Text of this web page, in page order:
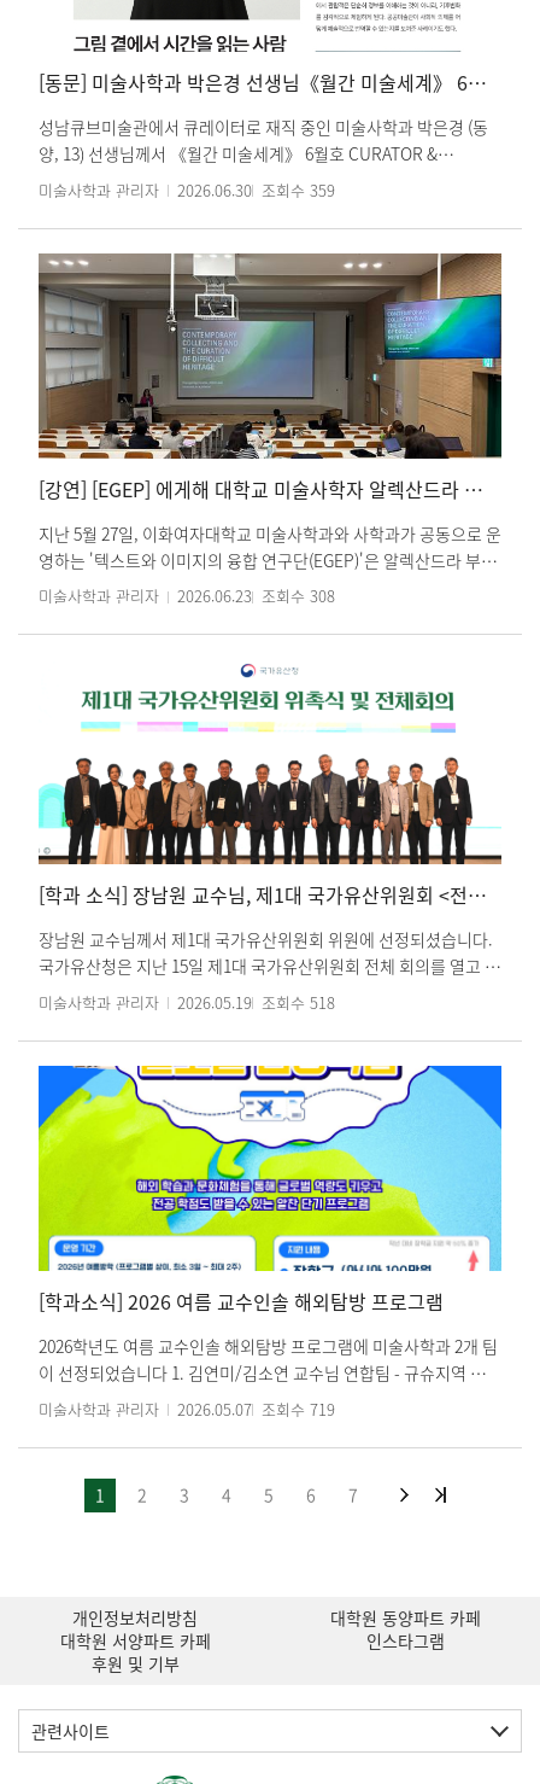
사, 공동체의 문제를 어떻게 다루고 있는지 살펴보았습니다. 참가자
해 ‘해방 이후 한국 사회의 역사와 공동체, 연대의 가치를 설치 작업
으로 풀어내며 동시대 미술이 사회적 담론을 형성하고 확장하는 방
식을 깊이 생각해 볼 수 있는 계기가 되었다’고 평가했습니다. 이번
해외 탐방을 통해 학생들은 미술사에 대한 이해를 높이는 것은 물론,
시대와 장르를 아우르는 다양한 예술 작품을 직접 경험하며 연구의
시야를 넓히는 소중한 기회를 가졌습니다. 또한 참가 학생들은 현장
중심의 학습을 통해 작품과 공간, 역사적 맥락을 유기적으로 이해하
고, 앞으로의 연구와 학업에 필요한 안목과 문제의식을 한층 더 발전
시킬 수 있었습니다.
[동문] 미술사학과 박은경 선생님《월간 미술세계》 6월호 CURATOR & CURATION 코너에 <"그림 곁에서 시간을 읽는 사람"-성남큐브미술관 박은경 큐레이터> 로 소개
성남큐브미술관에서 큐레이터로 재직 중인 미술사학과 박은경 (동
양, 13) 선생님께서 《월간 미술세계》 6월호 CURATOR &
CURATION 코너에 로 소개되었습니다. * 온라인 링크 : 그림 곁에서
시간을 읽는 사람성남큐브미술관 박은경 큐레이터 Insight - 월간미
술세계
미술사학과 관리자 2026.06.30 조회수 359
[강연] [EGEP] 에게해 대학교 미술사학자 알렉산드라 부니아(Alexandra Bounia) 교수 특강: 박물관 컬렉팅, 그리고 불편한 유산
지난 5월 27일, 이화여자대학교 미술사학과와 사학과가 공동으로 운
영하는 '텍스트와 이미지의 융합 연구단(EGEP)'은 알렉산드라 부니
아 에게해대학교 박물관학 교수를 초청해 특강을 진행했습니다. 알
박물관이 동시대의 기억과 경험을 어떻게 수집하고 재현해야 하는
라, 사회적 기억을 기록하고 구성하는 장소인 점을 강조했습니다. 특
히 지금 현재는 가치가 모호하더라도 '미래에 다르게 해석될 여지가
사자, 큐레이터, 연구원에게 '포용적' 재현을 위한 돌봄과 책임의 자
세를 숙고하는 시간을 마련했습니다. 앞으로도 EGEP 사업에 많은
관심과 참여 바랍니다. 감사합니다.
미술사학과 관리자 2026.06.23 조회수 308
[학과 소식] 장남원 교수님, 제1대 국가유산위원회 <전통기술, 지식분과>위원에 선정
장남원 교수님께서 제1대 국가유산위원회 위원에 선정되셨습니다.
국가유산청은 지난 15일 제1대 국가유산위원회 전체 회의를 열고 위
원 134명과 전문위원 239명을 위촉했습니다. 국가유산위원회는 비
국가지정유산의 지정·해제, 현상변경, 역사문화환경 보호, 매장유
산 발굴 및 보호, 세계유산 등재 등 국가유산 관련 안건을 다룹니다.
※ 12개 분과위원회 구성 : 건축문화유산분과, 동산문화유산분과,
사적분과, 매장유산분과, 근현대문화유산분과, 민속문화유산분과,
세계유산분과, 궁능유산분과, 전통예능분과, 전통기술·지식분과,
동식물분과, 지질·명승·조경분과 참고: 연합뉴스
https://www.yna.co.kr/amp/view/AKR20260515177000005 사
진출처 : 국가유산청 학우 여러분들의 많은 관심과 축하 부탁드립니
다.
미술사학과 관리자 2026.05.19 조회수 518
[학과소식] 2026 여름 교수인솔 해외탐방 프로그램
2026학년도 여름 교수인솔 해외탐방 프로그램에 미술사학과 2개 팀
이 선정되었습니다 1. 김연미/김소연 교수님 연합팀 - 규슈지역 미술
탐방 2. 최종철/남종국(사학) 교수님 연합팀 - 이태리 미술 탐방 (로
마, 피렌체, 시에나, 베니스 (비엔날레 포함)) 미술사학과 대학원생
20여명이 참여합니다. 참가자들에게는 200만원의 지원금이 수여됩
니다. 학생 여러분들의 많은 참여 바랍니다.
미술사학과 관리자 2026.05.07 조회수 719
1 2 3 4 5 6 7
개인정보처리방침
대학원 동양파트 카페
대학원 서양파트 카페
인스타그램
후원 및 기부
관련사이트